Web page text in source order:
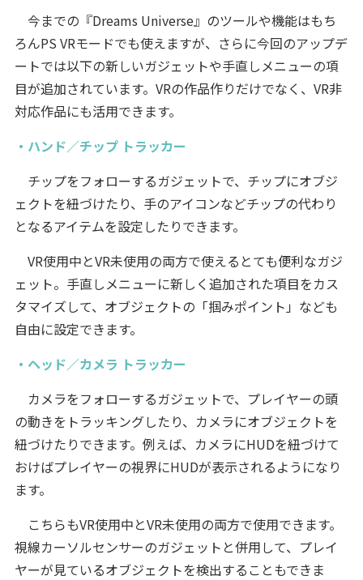
今までの『Dreams Universe』のツールや機能はもち
ろんPS VRモードでも使えますが、さらに今回のアップデ
ートでは以下の新しいガジェットや手直しメニューの項
目が追加されています。VRの作品作りだけでなく、VR非
対応作品にも活用できます。
・ハンド／チップ トラッカー
チップをフォローするガジェットで、チップにオブジ
ェクトを紐づけたり、手のアイコンなどチップの代わり
となるアイテムを設定したりできます。
VR使用中とVR未使用の両方で使えるとても便利なガジ
ェット。手直しメニューに新しく追加された項目をカス
タマイズして、オブジェクトの「掴みポイント」なども
自由に設定できます。
・ヘッド／カメラ トラッカー
カメラをフォローするガジェットで、プレイヤーの頭
の動きをトラッキングしたり、カメラにオブジェクトを
紐づけたりできます。例えば、カメラにHUDを紐づけて
おけばプレイヤーの視界にHUDが表示されるようになり
ます。
こちらもVR使用中とVR未使用の両方で使用できます。
視線カーソルセンサーのガジェットと併用して、プレイ
ヤーが見ているオブジェクトを検出することもできま